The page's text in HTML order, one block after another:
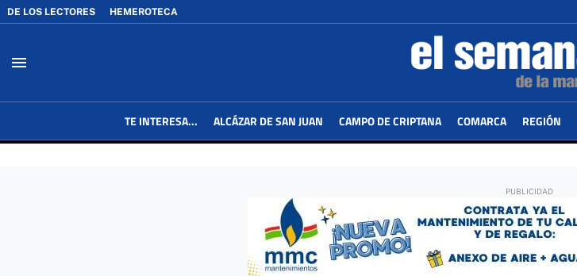
DE LOS LECTORES HEMEROTECA
menu
TE INTERESA... ALCÁZAR DE SAN JUAN CAMPO DE CRIPTANA COMARCA REGIÓN